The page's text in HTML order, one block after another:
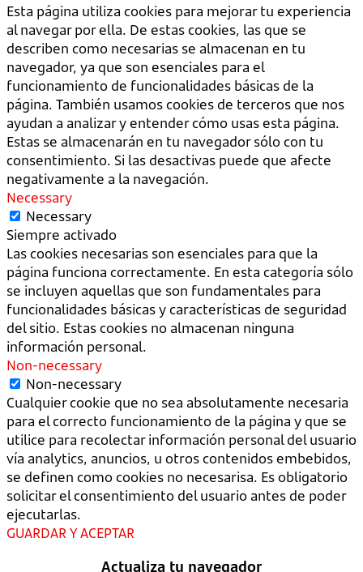
Esta página utiliza cookies para mejorar tu experiencia
al navegar por ella. De estas cookies, las que se
describen como necesarias se almacenan en tu
navegador, ya que son esenciales para el
funcionamiento de funcionalidades básicas de la
página. También usamos cookies de terceros que nos
ayudan a analizar y entender cómo usas esta página.
Estas se almacenarán en tu navegador sólo con tu
consentimiento. Si las desactivas puede que afecte
negativamente a la navegación.
Necessary
Necessary
Siempre activado
Las cookies necesarias son esenciales para que la
página funciona correctamente. En esta categoría sólo
se incluyen aquellas que son fundamentales para
funcionalidades básicas y características de seguridad
del sitio. Estas cookies no almacenan ninguna
información personal.
Non-necessary
Non-necessary
Cualquier cookie que no sea absolutamente necesaria
para el correcto funcionamiento de la página y que se
utilice para recolectar información personal del usuario
vía analytics, anuncios, u otros contenidos embebidos,
se definen como cookies no necesarisa. Es obligatorio
solicitar el consentimiento del usuario antes de poder
ejecutarlas.
GUARDAR Y ACEPTAR
Actualiza tu navegador